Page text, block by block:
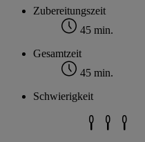
Zubereitungszeit
45 min.
Gesamtzeit
45 min.
Schwierigkeit